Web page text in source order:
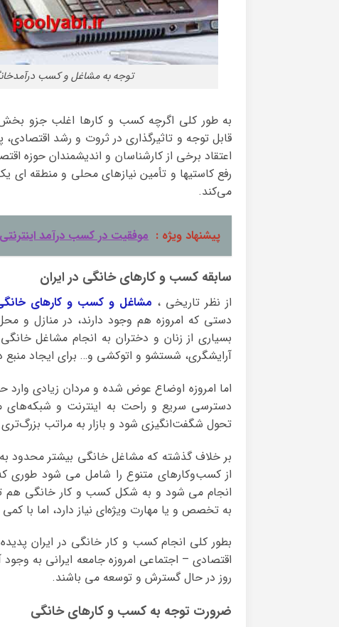
توجه به مشاغل و کسب
به طور کلی اگرچه کسب و کارها اغلب جزو
قابل توجه و تاثیرگذاری در ثروت و رشد
اعتقاد برخی از کارشناسان و اندیشمندان
رفع کاستیها و تأمین نیازهای محلی و منطقه ای
می‌کند.
پیشنهاد ویژه : موفقیت در کسب درآمد
سابقه کسب و کارهای خانگی در ایران
از نظر تاریخی ، مشاغل و کسب و کارهای
دستی که امروزه هم وجود دارند، در منازل و
بسیاری از زنان و دختران به انجام مشاغل
آرایشگری، شستشو و اتوکشی و… برای ایجاد
اما امروزه اوضاع عوض شده و مردان زیادی
دسترسی سریع و راحت به اینترنت و شبکه‌های
تحول شگفت‌انگیزی شود و بازار به مراتب
بر خلاف گذشته که مشاغل خانگی بیشتر محدود
از کسب‌وکار‌های متنوع را شامل می شود طوری
انجام می شود و به شکل کسب و کار خانگی هم
به تخصص و یا مهارت ویژه‌ای نیاز دارد، اما با
بطور کلی انجام کسب و کار خانگی در ایران
اقتصادی – اجتماعی امروزه جامعه ایرانی به
روز در حال گسترش و توسعه می باشند.
ضرورت توجه به کسب و کارهای خانگی